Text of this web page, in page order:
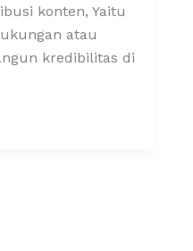
konten, Yaitu
atau
kredibilitas di